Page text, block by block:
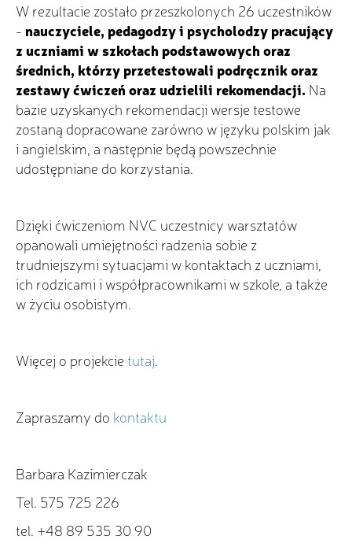
W rezultacie zostało przeszkolonych 26 uczestników
- nauczyciele, pedagodzy i psycholodzy pracujący
z uczniami w szkołach podstawowych oraz
średnich, którzy przetestowali podręcznik oraz
zestawy ćwiczeń oraz udzielili rekomendacji. Na
bazie uzyskanych rekomendacji wersje testowe
zostaną dopracowane zarówno w języku polskim jak
i angielskim, a następnie będą powszechnie
udostępniane do korzystania.
Dzięki ćwiczeniom NVC uczestnicy warsztatów
opanowali umiejętności radzenia sobie z
trudniejszymi sytuacjami w kontaktach z uczniami,
ich rodzicami i współpracownikami w szkole, a także
w życiu osobistym.
Więcej o projekcie tutaj.
Zapraszamy do kontaktu
Barbara Kazimierczak
Tel. 575 725 226
tel. +48 89 535 30 90